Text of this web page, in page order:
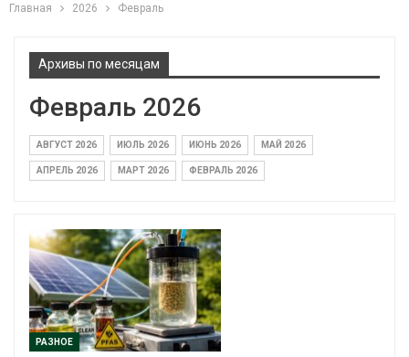
Главная 2026 Февраль
Архивы по месяцам
Февраль 2026
АВГУСТ 2026 ИЮЛЬ 2026 ИЮНЬ 2026 МАЙ 2026
АПРЕЛЬ 2026 МАРТ 2026 ФЕВРАЛЬ 2026
РАЗНОЕ